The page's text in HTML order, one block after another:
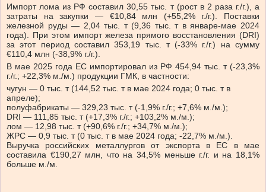
Импорт лома из РФ составил 30,55 тыс. т (рост в 2 раза г./г.), а
затраты на закупки — €10,84 млн (+55,2% г./г.). Поставки
железной руды — 2,04 тыс. т (9,36 тыс. т в январе-мае 2024
года). При этом импорт железа прямого восстановления (DRI)
за этот период составил 353,19 тыс. т (-33% г./г.) на сумму
€110,4 млн (-38,9% г./г.).
В мае 2025 года ЕС импортировал из РФ 454,94 тыс. т (-23,3%
г./г.; +22,3% м./м.) продукции ГМК, в частности:
чугун — 0 тыс. т (144,52 тыс. т в мае 2024 года; 0 тыс. т в
апреле);
полуфабрикаты — 329,23 тыс. т (-1,9% г./г.; +7,6% м./м.);
DRI — 111,85 тыс. т (+17,3% г./г.; +103,2% м./м.);
лом — 12,98 тыс. т (+90,6% г./г.; +34,7% м./м.);
ЖРС — 0,9 тыс. т (0 тыс. т в мае 2024 года; -22,7% м./м.).
Выручка российских металлургов от экспорта в ЕС в мае
составила €190,27 млн, что на 34,5% меньше г./г. и на 18,1%
больше м./м.